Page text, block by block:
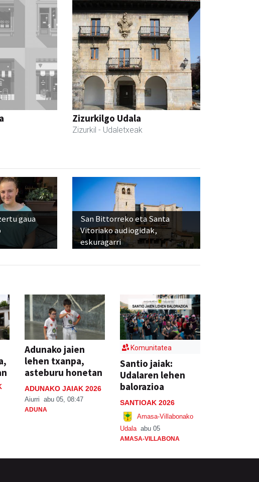
Zizurkilgo Udala
Zizurkil - Udaletxeak
gaua
San Bittorreko eta Santa
Vitoriako audiogidak,
eskuragarri
Adunako jaien
lehen txanpa,
asteburu honetan
ADUNAKO JAIAK 2026
Aiurri abu 05, 08:47
ADUNA
Komunitatea
Santio jaiak:
Udalaren lehen
balorazioa
SANTIOAK 2026
Amasa-Villabonako
Udala abu 05
AMASA-VILLABONA